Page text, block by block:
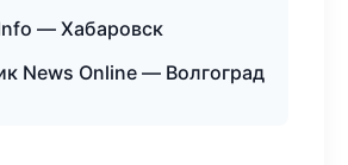
— Хабаровск
News Online — Волгоград